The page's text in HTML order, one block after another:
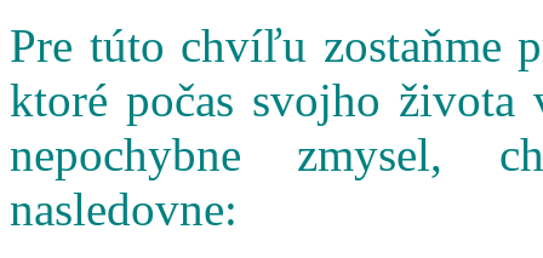
Pre túto chvíľu zostaňme
ktoré počas svojho
nepochybne zmysel,
nasledovne: